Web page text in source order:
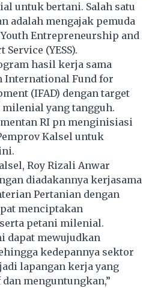
untuk bertani. Salah satu
adalah mengajak pemuda
Entrepreneurship and
(YESS).
hasil kerja sama
International Fund for
(IFAD) dengan target
yang tangguh.
RI pn menginisiasi
Kalsel untuk
Roy Rizali Anwar
diadakannya kerjasama
Pertanian dengan
menciptakan
petani milenial.
dapat mewujudkan
kedepannya sektor
lapangan kerja yang
menguntungkan,”